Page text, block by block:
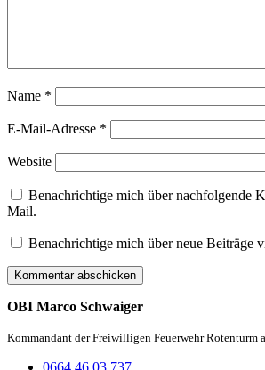
Name *
E-Mail-Adresse *
Website
Benachrichtige mich über nachfolgende
Mail.
Benachrichtige mich über neue Beiträge
OBI Marco Schwaiger
Kommandant der Freiwilligen Feuerwehr Rotenturm
0664 46 03 737